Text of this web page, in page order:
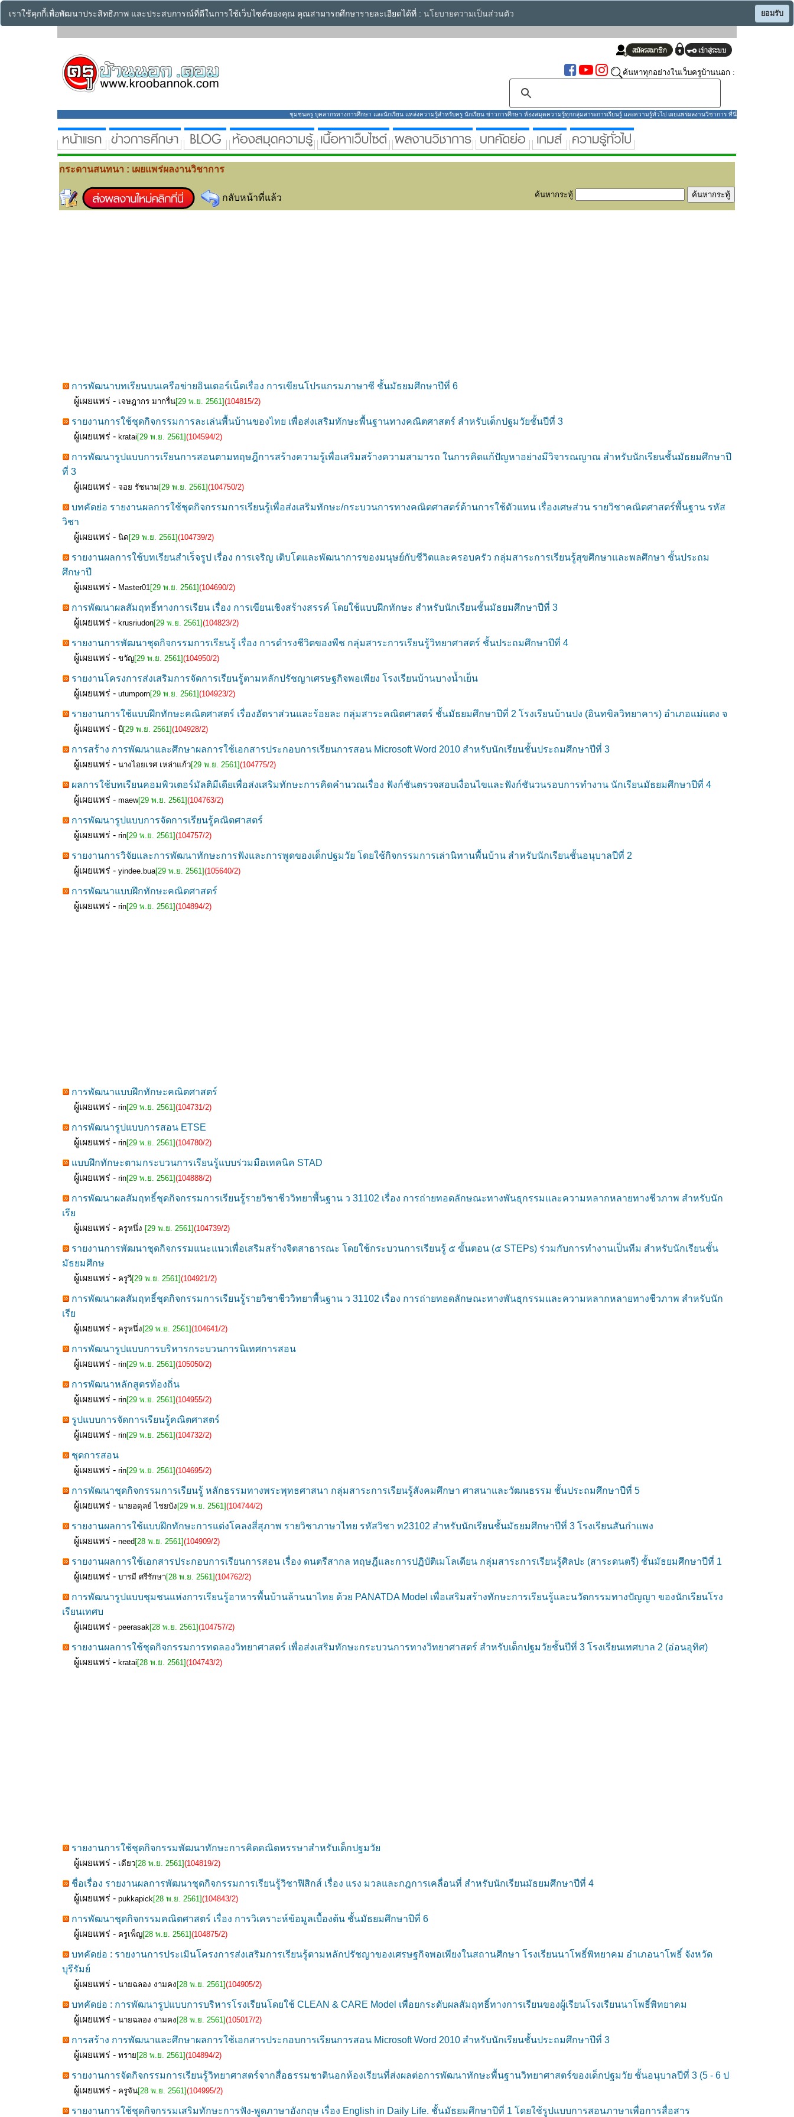
เราใช้คุกกี้เพื่อพัฒนาประสิทธิภาพ และประสบการณ์ที่ดีในการใช้เว็บไซต์ของคุณ คุณสามารถศึกษารายละเอียดได้ที่ : นโยบายความเป็นส่วนตัว ยอมรับ
ค้นหาทุกอย่างในเว็บครูบ้านนอก :
ชุมชนครู บุคลากรทางการศึกษา และนักเรียน แหล่งความรู้สำหรับครู นักเรียน ข่าวการศึกษา ห้องสมุดความรู้ทุกกลุ่มสาระการเรียนรู้ และความรู้ทั่วไป เผยแพร่ผลงานวิชาการ ที่นี่
กระดานสนทนา : เผยแพร่ผลงานวิชาการ
กลับหน้าที่แล้ว ค้นหากระทู้
การพัฒนาบทเรียนบนเครือข่ายอินเตอร์เน็ตเรื่อง การเขียนโปรแกรมภาษาซี ชั้นมัธยมศึกษาปีที่ 6
ผู้เผยแพร่ - เจษฎากร มากรื่น[29 พ.ย. 2561](104815/2)
รายงานการใช้ชุดกิจกรรมการละเล่นพื้นบ้านของไทย เพื่อส่งเสริมทักษะพื้นฐานทางคณิตศาสตร์ สำหรับเด็กปฐมวัยชั้นปีที่ 3
ผู้เผยแพร่ - kratai [29 พ.ย. 2561](104594/2)
การพัฒนารูปแบบการเรียนการสอนตามทฤษฎีการสร้างความรู้เพื่อเสริมสร้างความสามารถ ในการคิดแก้ปัญหาอย่างมีวิจารณญาณ สำหรับนักเรียนชั้นมัธยมศึกษาปี
ที่ 3
ผู้เผยแพร่ - จอย รัชนาม [29 พ.ย. 2561](104750/2)
บทคัดย่อ รายงานผลการใช้ชุดกิจกรรมการเรียนรู้เพื่อส่งเสริมทักษะ/กระบวนการทางคณิตศาสตร์ด้านการใช้ตัวแทน เรื่องเศษส่วน รายวิชาคณิตศาสตร์พื้นฐาน รหัส
วิชา
ผู้เผยแพร่ - นิด [29 พ.ย. 2561](104739/2)
รายงานผลการใช้บทเรียนสำเร็จรูป เรื่อง การเจริญ เติบโตและพัฒนาการของมนุษย์กับชีวิตและครอบครัว กลุ่มสาระการเรียนรู้สุขศึกษาและพลศึกษา ชั้นประถม
ศึกษาปี
ผู้เผยแพร่ - Master01[29 พ.ย. 2561](104690/2)
การพัฒนาผลสัมฤทธิ์ทางการเรียน เรื่อง การเขียนเชิงสร้างสรรค์ โดยใช้แบบฝึกทักษะ สำหรับนักเรียนชั้นมัธยมศึกษาปีที่ 3
ผู้เผยแพร่ - krusriudon[29 พ.ย. 2561](104823/2)
รายงานการพัฒนาชุดกิจกรรมการเรียนรู้ เรื่อง การดำรงชีวิตของพืช กลุ่มสาระการเรียนรู้วิทยาศาสตร์ ชั้นประถมศึกษาปีที่ 4
ผู้เผยแพร่ - ขวัญ[29 พ.ย. 2561](104950/2)
รายงานโครงการส่งเสริมการจัดการเรียนรู้ตามหลักปรัชญาเศรษฐกิจพอเพียง โรงเรียนบ้านบางน้ำเย็น
ผู้เผยแพร่ - utumporn[29 พ.ย. 2561](104923/2)
รายงานการใช้แบบฝึกทักษะคณิตศาสตร์ เรื่องอัตราส่วนและร้อยละ กลุ่มสาระคณิตศาสตร์ ชั้นมัธยมศึกษาปีที่ 2 โรงเรียนบ้านปง (อินทขิลวิทยาคาร) อำเภอแม่แตง จ
ผู้เผยแพร่ - บี[29 พ.ย. 2561](104928/2)
การสร้าง การพัฒนาและศึกษาผลการใช้เอกสารประกอบการเรียนการสอน Microsoft Word 2010 สำหรับนักเรียนชั้นประถมศึกษาปีที่ 3
ผู้เผยแพร่ - นางไอยเรศ เหล่าแก้ว[29 พ.ย. 2561](104775/2)
ผลการใช้บทเรียนคอมพิวเตอร์มัลติมีเดียเพื่อส่งเสริมทักษะการคิดคำนวณเรื่อง ฟังก์ชันตรวจสอบเงื่อนไขและฟังก์ชันวนรอบการทำงาน นักเรียนมัธยมศึกษาปีที่ 4
ผู้เผยแพร่ - maew[29 พ.ย. 2561](104763/2)
การพัฒนารูปแบบการจัดการเรียนรู้คณิตศาสตร์
ผู้เผยแพร่ - rin[29 พ.ย. 2561](104757/2)
รายงานการวิจัยและการพัฒนาทักษะการฟังและการพูดของเด็กปฐมวัย โดยใช้กิจกรรมการเล่านิทานพื้นบ้าน สำหรับนักเรียนชั้นอนุบาลปีที่ 2
ผู้เผยแพร่ - yindee.bua[29 พ.ย. 2561](105640/2)
การพัฒนาแบบฝึกทักษะคณิตศาสตร์
ผู้เผยแพร่ - rin[29 พ.ย. 2561](104894/2)
การพัฒนาแบบฝึกทักษะคณิตศาสตร์
ผู้เผยแพร่ - rin[29 พ.ย. 2561](104731/2)
การพัฒนารูปแบบการสอน ETSE
ผู้เผยแพร่ - rin[29 พ.ย. 2561](104780/2)
แบบฝึกทักษะตามกระบวนการเรียนรู้แบบร่วมมือเทคนิค STAD
ผู้เผยแพร่ - rin[29 พ.ย. 2561](104888/2)
การพัฒนาผลสัมฤทธิ์ชุดกิจกรรมการเรียนรู้รายวิชาชีววิทยาพื้นฐาน ว 31102 เรื่อง การถ่ายทอดลักษณะทางพันธุกรรมและความหลากหลายทางชีวภาพ สำหรับนัก
เรีย
ผู้เผยแพร่ - ครูหนึ่ง [29 พ.ย. 2561](104739/2)
รายงานการพัฒนาชุดกิจกรรมแนะแนวเพื่อเสริมสร้างจิตสาธารณะ โดยใช้กระบวนการเรียนรู้ ๕ ขั้นตอน (๕ STEPs) ร่วมกับการทำงานเป็นทีม สำหรับนักเรียนชั้น
มัธยมศึกษ
ผู้เผยแพร่ - ครูวี[29 พ.ย. 2561](104921/2)
การพัฒนาผลสัมฤทธิ์ชุดกิจกรรมการเรียนรู้รายวิชาชีววิทยาพื้นฐาน ว 31102 เรื่อง การถ่ายทอดลักษณะทางพันธุกรรมและความหลากหลายทางชีวภาพ สำหรับนัก
เรีย
ผู้เผยแพร่ - ครูหนึ่ง [29 พ.ย. 2561](104641/2)
การพัฒนารูปแบบการบริหารกระบวนการนิเทศการสอน
ผู้เผยแพร่ - rin[29 พ.ย. 2561](105050/2)
การพัฒนาหลักสูตรท้องถิ่น
ผู้เผยแพร่ - rin[29 พ.ย. 2561](104955/2)
รูปแบบการจัดการเรียนรู้คณิตศาสตร์
ผู้เผยแพร่ - rin[29 พ.ย. 2561](104732/2)
ชุดการสอน
ผู้เผยแพร่ - rin[29 พ.ย. 2561](104695/2)
การพัฒนาชุดกิจกรรมการเรียนรู้ หลักธรรมทางพระพุทธศาสนา กลุ่มสาระการเรียนรู้สังคมศึกษา ศาสนาและวัฒนธรรม ชั้นประถมศึกษาปีที่ 5
ผู้เผยแพร่ - นายอดุลย์ ไชยบัง [29 พ.ย. 2561](104744/2)
รายงานผลการใช้แบบฝึกทักษะการแต่งโคลงสี่สุภาพ รายวิชาภาษาไทย รหัสวิชา ท23102 สำหรับนักเรียนชั้นมัธยมศึกษาปีที่ 3 โรงเรียนสันกำแพง
ผู้เผยแพร่ - need [28 พ.ย. 2561](104909/2)
รายงานผลการใช้เอกสารประกอบการเรียนการสอน เรื่อง ดนตรีสากล ทฤษฎีและการปฏิบัติเมโลเดียน กลุ่มสาระการเรียนรู้ศิลปะ (สาระดนตรี) ชั้นมัธยมศึกษาปีที่ 1
ผู้เผยแพร่ - บารมี ศรีรักษา[28 พ.ย. 2561](104762/2)
การพัฒนารูปแบบชุมชนแห่งการเรียนรู้อาหารพื้นบ้านล้านนาไทย ด้วย PANATDA Model เพื่อเสริมสร้างทักษะการเรียนรู้และนวัตกรรมทางปัญญา ของนักเรียนโรง
เรียนเทศบ
ผู้เผยแพร่ - peerasak[28 พ.ย. 2561](104757/2)
รายงานผลการใช้ชุดกิจกรรมการทดลองวิทยาศาสตร์ เพื่อส่งเสริมทักษะกระบวนการทางวิทยาศาสตร์ สำหรับเด็กปฐมวัยชั้นปีที่ 3 โรงเรียนเทศบาล 2 (อ่อนอุทิศ)
ผู้เผยแพร่ - kratai [28 พ.ย. 2561](104743/2)
รายงานการใช้ชุดกิจกรรมพัฒนาทักษะการคิดคณิตหรรษาสำหรับเด็กปฐมวัย
ผู้เผยแพร่ - เดียว[28 พ.ย. 2561](104819/2)
ชื่อเรื่อง รายงานผลการพัฒนาชุดกิจกรรมการเรียนรู้วิชาฟิสิกส์ เรื่อง แรง มวลและกฎการเคลื่อนที่ สำหรับนักเรียนมัธยมศึกษาปีที่ 4
ผู้เผยแพร่ - pukkapick[28 พ.ย. 2561](104843/2)
การพัฒนาชุดกิจกรรมคณิตศาสตร์ เรื่อง การวิเคราะห์ข้อมูลเบื้องต้น ชั้นมัธยมศึกษาปีที่ 6
ผู้เผยแพร่ - ครูเพ็ญ[28 พ.ย. 2561](104875/2)
บทคัดย่อ : รายงานการประเมินโครงการส่งเสริมการเรียนรู้ตามหลักปรัชญาของเศรษฐกิจพอเพียงในสถานศึกษา โรงเรียนนาโพธิ์พิทยาคม อำเภอนาโพธิ์ จังหวัด
บุรีรัมย์
ผู้เผยแพร่ - นายฉลอง งามคง [28 พ.ย. 2561](104905/2)
บทคัดย่อ : การพัฒนารูปแบบการบริหารโรงเรียนโดยใช้ CLEAN & CARE Model เพื่อยกระดับผลสัมฤทธิ์ทางการเรียนของผู้เรียนโรงเรียนนาโพธิ์พิทยาคม
ผู้เผยแพร่ - นายฉลอง งามคง [28 พ.ย. 2561](105017/2)
การสร้าง การพัฒนาและศึกษาผลการใช้เอกสารประกอบการเรียนการสอน Microsoft Word 2010 สำหรับนักเรียนชั้นประถมศึกษาปีที่ 3
ผู้เผยแพร่ - ทราย [28 พ.ย. 2561](104894/2)
รายงานการจัดกิจกรรมการเรียนรู้วิทยาศาสตร์จากสื่อธรรมชาตินอกห้องเรียนที่ส่งผลต่อการพัฒนาทักษะพื้นฐานวิทยาศาสตร์ของเด็กปฐมวัย ชั้นอนุบาลปีที่ 3 (5 - 6 ป
ผู้เผยแพร่ - ครูจัน[28 พ.ย. 2561](104995/2)
รายงานการใช้ชุดกิจกรรมเสริมทักษะการฟัง-พูดภาษาอังกฤษ เรื่อง English in Daily Life. ชั้นมัธยมศึกษาปีที่ 1 โดยใช้รูปแบบการสอนภาษาเพื่อการสื่อสาร